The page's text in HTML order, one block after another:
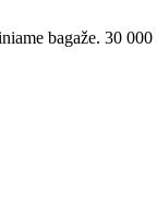
bagaže. 30